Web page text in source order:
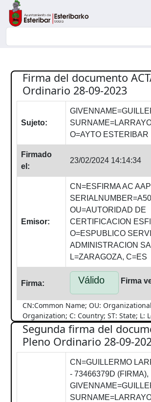
Buscador
Firma del documento
Ordinario 28-09-2023
Sujeto:
O=AYTO ESTERIBAR
Firmado
el:
23/02/2024 14:14:34
Emisor:
CN=ESFIRMA AC
OU=AUTORIDAD DE
CERTIFICACION
O=ESPUBLICO
ADMINISTRACION
L=ZARAGOZA, C=ES
Firma: Válido Firma
CN:Common Name; OU:
Organization; C: Country; ST: State; L:
Segunda firma del
Pleno Ordinario 28-09-
CN=GUILLERMO
- 73466379D (FIRMA),